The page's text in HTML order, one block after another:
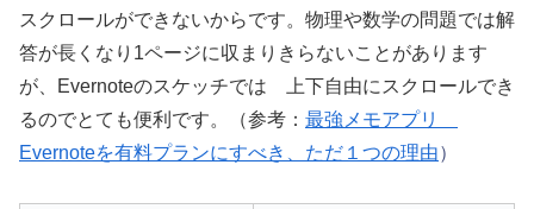
スクロールができないからです。物理や数学の問題では解
答が長くなり1ページに収まりきらないことがあります
が、Evernoteのスケッチでは 上下自由にスクロールでき
るのでとても便利です。（参考： 最強メモアプリ
Evernoteを有料プランにすべき、ただ１つの理由）